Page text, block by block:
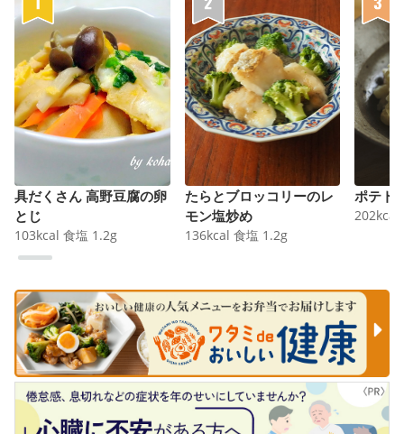
具だくさん 高野豆腐の卵
とじ
103kcal 食塩 1.2g
たらとブロッコリーのレ
モン塩炒め
136kcal 食塩 1.2g
ポテト
202kcal